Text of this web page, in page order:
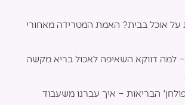
אוכל בבית? האמת המטרידה מאחורי
– למה דווקא השאיפה לאכול בריא מקשה
הבריאות – איך עברנו משעבוד